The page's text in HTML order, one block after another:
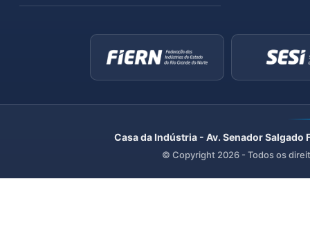
Casa da Indústria - Av. Senador
© Copyright 2026 - Todos os